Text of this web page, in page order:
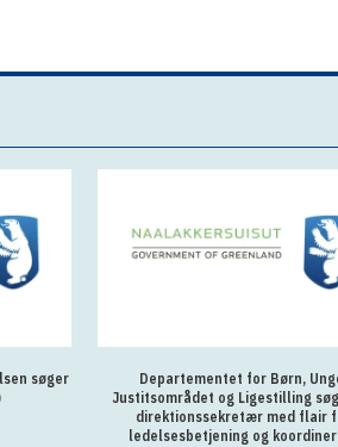
søger
Departementet for Børn,
Justitsområdet og Ligestilling
direktionssekretær med flair
ledelsesbetjening og